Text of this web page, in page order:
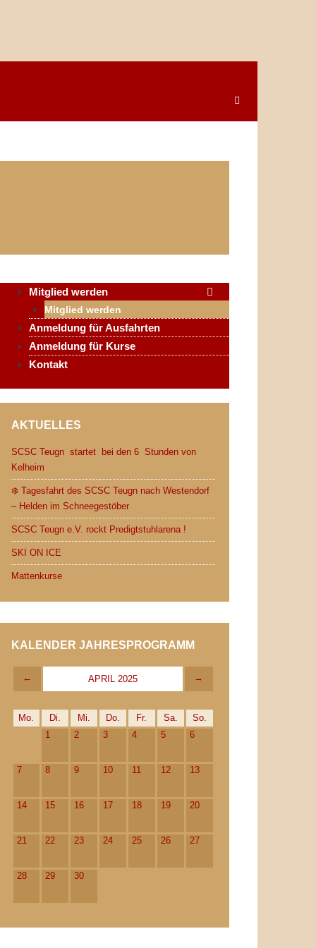
Mitglied werden
Mitglied werden
Anmeldung für Ausfahrten
Anmeldung für Kurse
Kontakt
AKTUELLES
SCSC Teugn startet bei den 6 Stunden von
Kelheim
❄️ Tagesfahrt des SCSC Teugn nach Westendorf
– Helden im Schneegestöber
SCSC Teugn e.V. rockt Predigtstuhlarena !
SKI ON ICE
Mattenkurse
KALENDER JAHRESPROGRAMM
← APRIL 2025 →
Mo. Di. Mi. Do. Fr. Sa.
So.
1
2 3 4 5 6
7 8 9 10 11 12 13
14 15 16 17 18 19 20
21 22 23 24 25 26 27
28 29 30